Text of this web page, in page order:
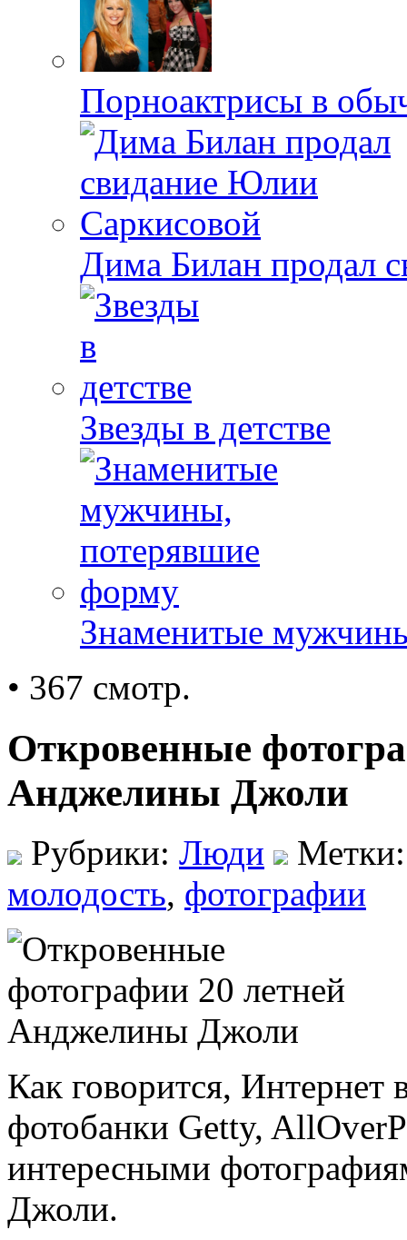
Порноактрисы в
Дима Билан продал
Звезды в детстве
Знаменитые
• 367 смотр.
Откровенные
Анджелины Джоли
Рубрики: Люди
молодость, фотографии
Как говорится, Интернет
фотобанки Getty,
интересными
Джоли.